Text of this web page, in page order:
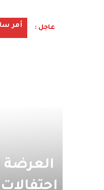
عاجل : أمر
العرضة